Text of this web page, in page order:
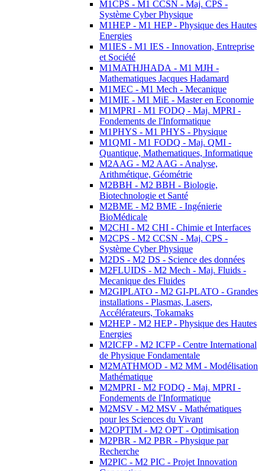
M1CPS - M1 CCSN - Maj. CPS -
Système Cyber Physique
M1HEP - M1 HEP - Physique des Hautes
Energies
M1IES - M1 IES - Innovation, Entreprise
et Société
M1MATHJHADA - M1 MJH -
Mathematiques Jacques Hadamard
M1MEC - M1 Mech - Mecanique
M1MIE - M1 MiE - Master en Economie
M1MPRI - M1 FODQ - Maj. MPRI -
Fondements de l'Informatique
M1PHYS - M1 PHYS - Physique
M1QMI - M1 FODQ - Maj. QMI -
Quantique, Mathematiques, Informatique
M2AAG - M2 AAG - Analyse,
Arithmétique, Géométrie
M2BBH - M2 BBH - Biologie,
Biotechnologie et Santé
M2BME - M2 BME - Ingénierie
BioMédicale
M2CHI - M2 CHI - Chimie et Interfaces
M2CPS - M2 CCSN - Maj. CPS -
Système Cyber Physique
M2DS - M2 DS - Science des données
M2FLUIDS - M2 Mech - Maj. Fluids -
Mecanique des Fluides
M2GIPLATO - M2 GI-PLATO - Grandes
installations - Plasmas, Lasers,
Accélérateurs, Tokamaks
M2HEP - M2 HEP - Physique des Hautes
Energies
M2ICFP - M2 ICFP - Centre International
de Physique Fondamentale
M2MATHMOD - M2 MM - Modélisation
Mathématique
M2MPRI - M2 FODQ - Maj. MPRI -
Fondements de l'Informatique
M2MSV - M2 MSV - Mathématiques
pour les Sciences du Vivant
M2OPTIM - M2 OPT - Optimisation
M2PBR - M2 PBR - Physique par
Recherche
M2PIC - M2 PIC - Projet Innovation